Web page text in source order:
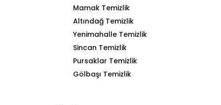
Mamak Temizlik
Altındağ Temizlik
Yenimahalle Temizlik
Sincan Temizlik
Pursaklar Temizlik
Gölbaşı Temizlik